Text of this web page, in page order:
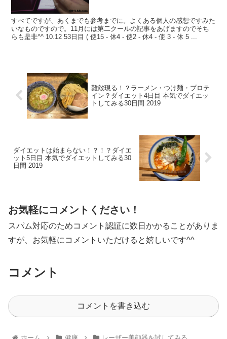
すべてですが、あくまでも参考までに。よくある個人の感想ですみた
いなものですので。11月には第二クールの記事をあげますのでそち
らも是非^^ 10.12 53日目 ( 使15 - 休4 - 使2 - 休4 - 使 3 - 休 5 ...
難敵現る！？ラーメン・つけ麺・プロテ
イン？ダイエット4日目 本気でダイエッ
トしてみる30日間 2019
ダイエットは始まらない！？！？ダイエ
ット5日目 本気でダイエットしてみる30
日間 2019
お気軽にコメントください！
スパム対応のためコメント認証に数日かかることがありま
すが、お気軽にコメントいただけると嬉しいです^^
コメント
コメントを書き込む